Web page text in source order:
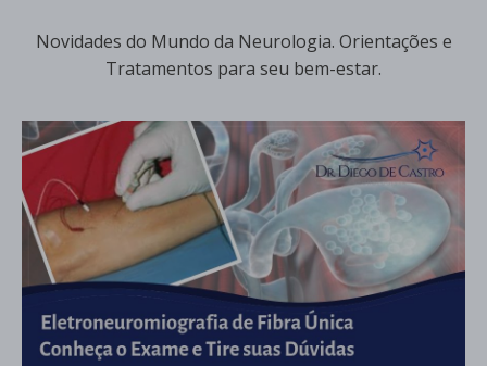
Novidades do Mundo da Neurologia. Orientações e
Tratamentos para seu bem-estar.